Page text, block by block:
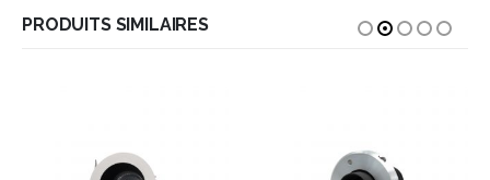
PRODUITS SIMILAIRES